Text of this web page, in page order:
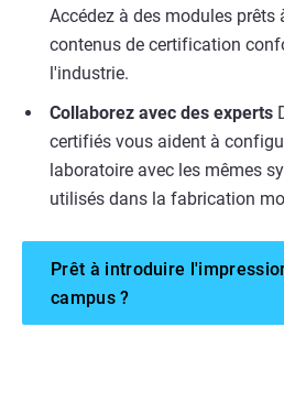
Accédez à des modules prêts
contenus de certification
l'industrie.
Collaborez avec des experts
certifiés vous aident à
laboratoire avec les mêmes
utilisés dans la fabrication
Prêt à introduire
campus ?